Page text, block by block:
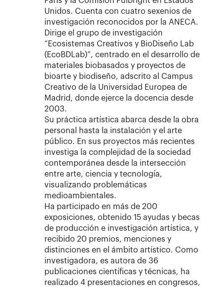
Unidos. Cuenta con cuatro sexenios de
investigación reconocidos por la ANECA.
Dirige el grupo de investigación
“Ecosistemas Creativos y BioDiseño Lab
(EcoBDLab)”, centrado en el desarrollo de
materiales biobasados y proyectos de
bioarte y biodiseño, adscrito al Campus
Creativo de la Universidad Europea de
Madrid, donde ejerce la docencia desde
2003.
Su práctica artística abarca desde la obra
personal hasta la instalación y el arte
público. En sus proyectos más recientes
investiga la complejidad de la sociedad
contemporánea desde la intersección
entre arte, ciencia y tecnología,
visualizando problemáticas
medioambientales.
Ha participado en más de 200
exposiciones, obtenido 15 ayudas y becas
de producción e investigación artística, y
recibido 20 premios, menciones y
distinciones en el ámbito artístico. Como
investigadora, es autora de 36
publicaciones científicas y técnicas, ha
realizado 4 presentaciones en congresos,